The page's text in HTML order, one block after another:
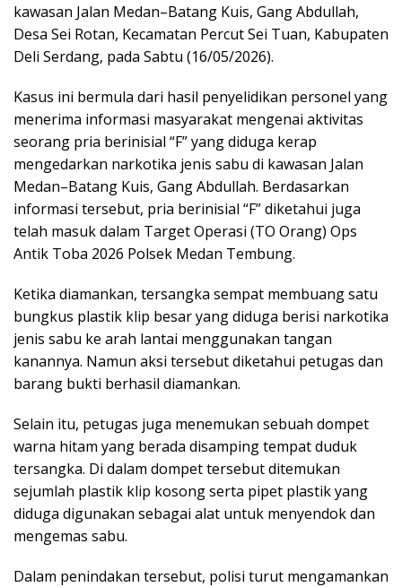
kawasan Jalan Medan–Batang Kuis, Gang Abdullah,
Desa Sei Rotan, Kecamatan Percut Sei Tuan, Kabupaten
Deli Serdang, pada Sabtu (16/05/2026).
Kasus ini bermula dari hasil penyelidikan personel yang
menerima informasi masyarakat mengenai aktivitas
seorang pria berinisial “F” yang diduga kerap
mengedarkan narkotika jenis sabu di kawasan Jalan
Medan–Batang Kuis, Gang Abdullah. Berdasarkan
informasi tersebut, pria berinisial “F” diketahui juga
telah masuk dalam Target Operasi (TO Orang) Ops
Antik Toba 2026 Polsek Medan Tembung.
Ketika diamankan, tersangka sempat membuang satu
bungkus plastik klip besar yang diduga berisi narkotika
jenis sabu ke arah lantai menggunakan tangan
kanannya. Namun aksi tersebut diketahui petugas dan
barang bukti berhasil diamankan.
Selain itu, petugas juga menemukan sebuah dompet
warna hitam yang berada disamping tempat duduk
tersangka. Di dalam dompet tersebut ditemukan
sejumlah plastik klip kosong serta pipet plastik yang
diduga digunakan sebagai alat untuk menyendok dan
mengemas sabu.
Dalam penindakan tersebut, polisi turut mengamankan